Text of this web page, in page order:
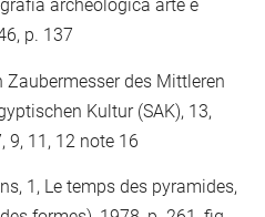
archeologica arte e
p. 137
Zaubermesser des Mittleren
Kultur (SAK), 13,
9, 11, 12 note 16
1, Le temps des pyramides,